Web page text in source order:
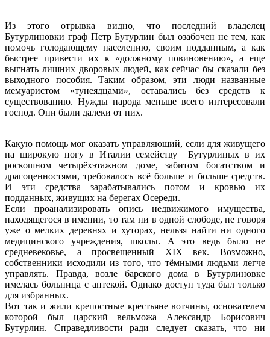
Из этого отрывка видно, что последний владелец
Бутурлиновки граф Петр Бутурлин был озабочен не тем, как
помочь голодающему населению, своим подданным, а как
быстрее привести их к «должному повиновению», а еще
выгнать лишних дворовых людей, как сейчас бы сказали без
выходного пособия. Таким образом, эти люди названные
мемуаристом «тунеядцами», оставались без средств к
существованию. Нужды народа меньше всего интересовали
господ. Они были далеки от них.
Какую помощь мог оказать управляющий, если для живущего
на широкую ногу в Италии семейству Бутурлиных в их
роскошном четырёхэтажном доме, забитом богатством и
драгоценностями, требовалось всё больше и больше средств.
И эти средства зарабатывались потом и кровью их
подданных, живущих на берегах Осереди.
Если проанализировать опись недвижимого имущества,
находящегося в имении, то там ни в одной слободе, не говоря
уже о мелких деревнях и хуторах, нельзя найти ни одного
медицинского учреждения, школы. А это ведь было не
средневековье, а просвещенный XIX век. Возможно,
собственники исходили из того, что тёмными людьми легче
управлять. Правда, возле барского дома в Бутурлиновке
имелась больница с аптекой. Однако доступ туда был только
для избранных.
Вот так и жили крепостные крестьяне вотчины, основателем
которой был царский вельможа Александр Борисович
Бутурлин. Справедливости ради следует сказать, что ни